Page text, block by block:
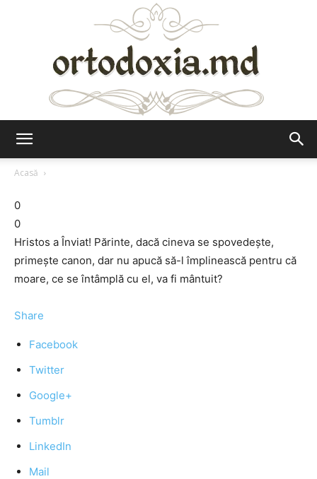
Acasă
0
0
Hristos a Înviat! Părinte, dacă cineva se spovedește,
primește canon, dar nu apucă să-l împlinească pentru că
moare, ce se întâmplă cu el, va fi mântuit?
Share
Facebook
Twitter
Google+
Tumblr
LinkedIn
Mail